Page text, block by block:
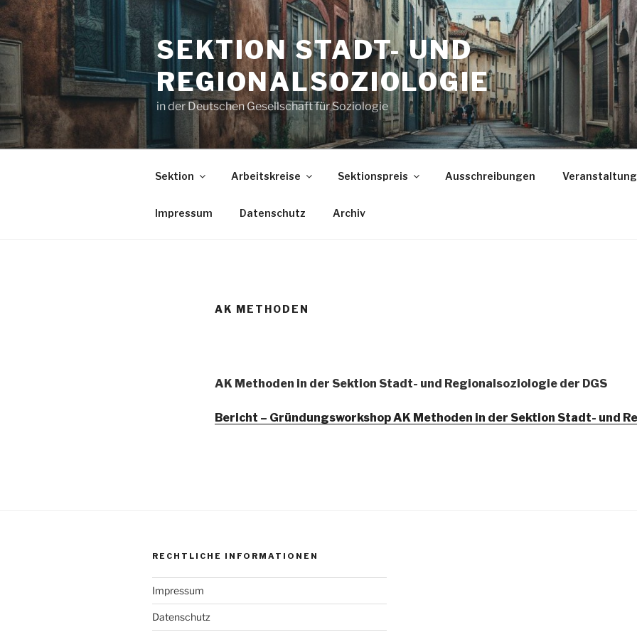
Zum
Inhalt
springen
SEKTION STADT- UND
REGIONALSOZIOLOGIE
in der Deutschen Gesellschaft für Soziologie
Sektion Arbeitskreise Sektionspreis Ausschreibungen
Impressum Datenschutz Archiv
AK METHODEN
AK Methoden in der Sektion Stadt- und Regionalsoziologie der DGS
Bericht – Gründungsworkshop AK Methoden in der Sektion Stadt- und
RECHTLICHE INFORMATIONEN
Impressum
Datenschutz